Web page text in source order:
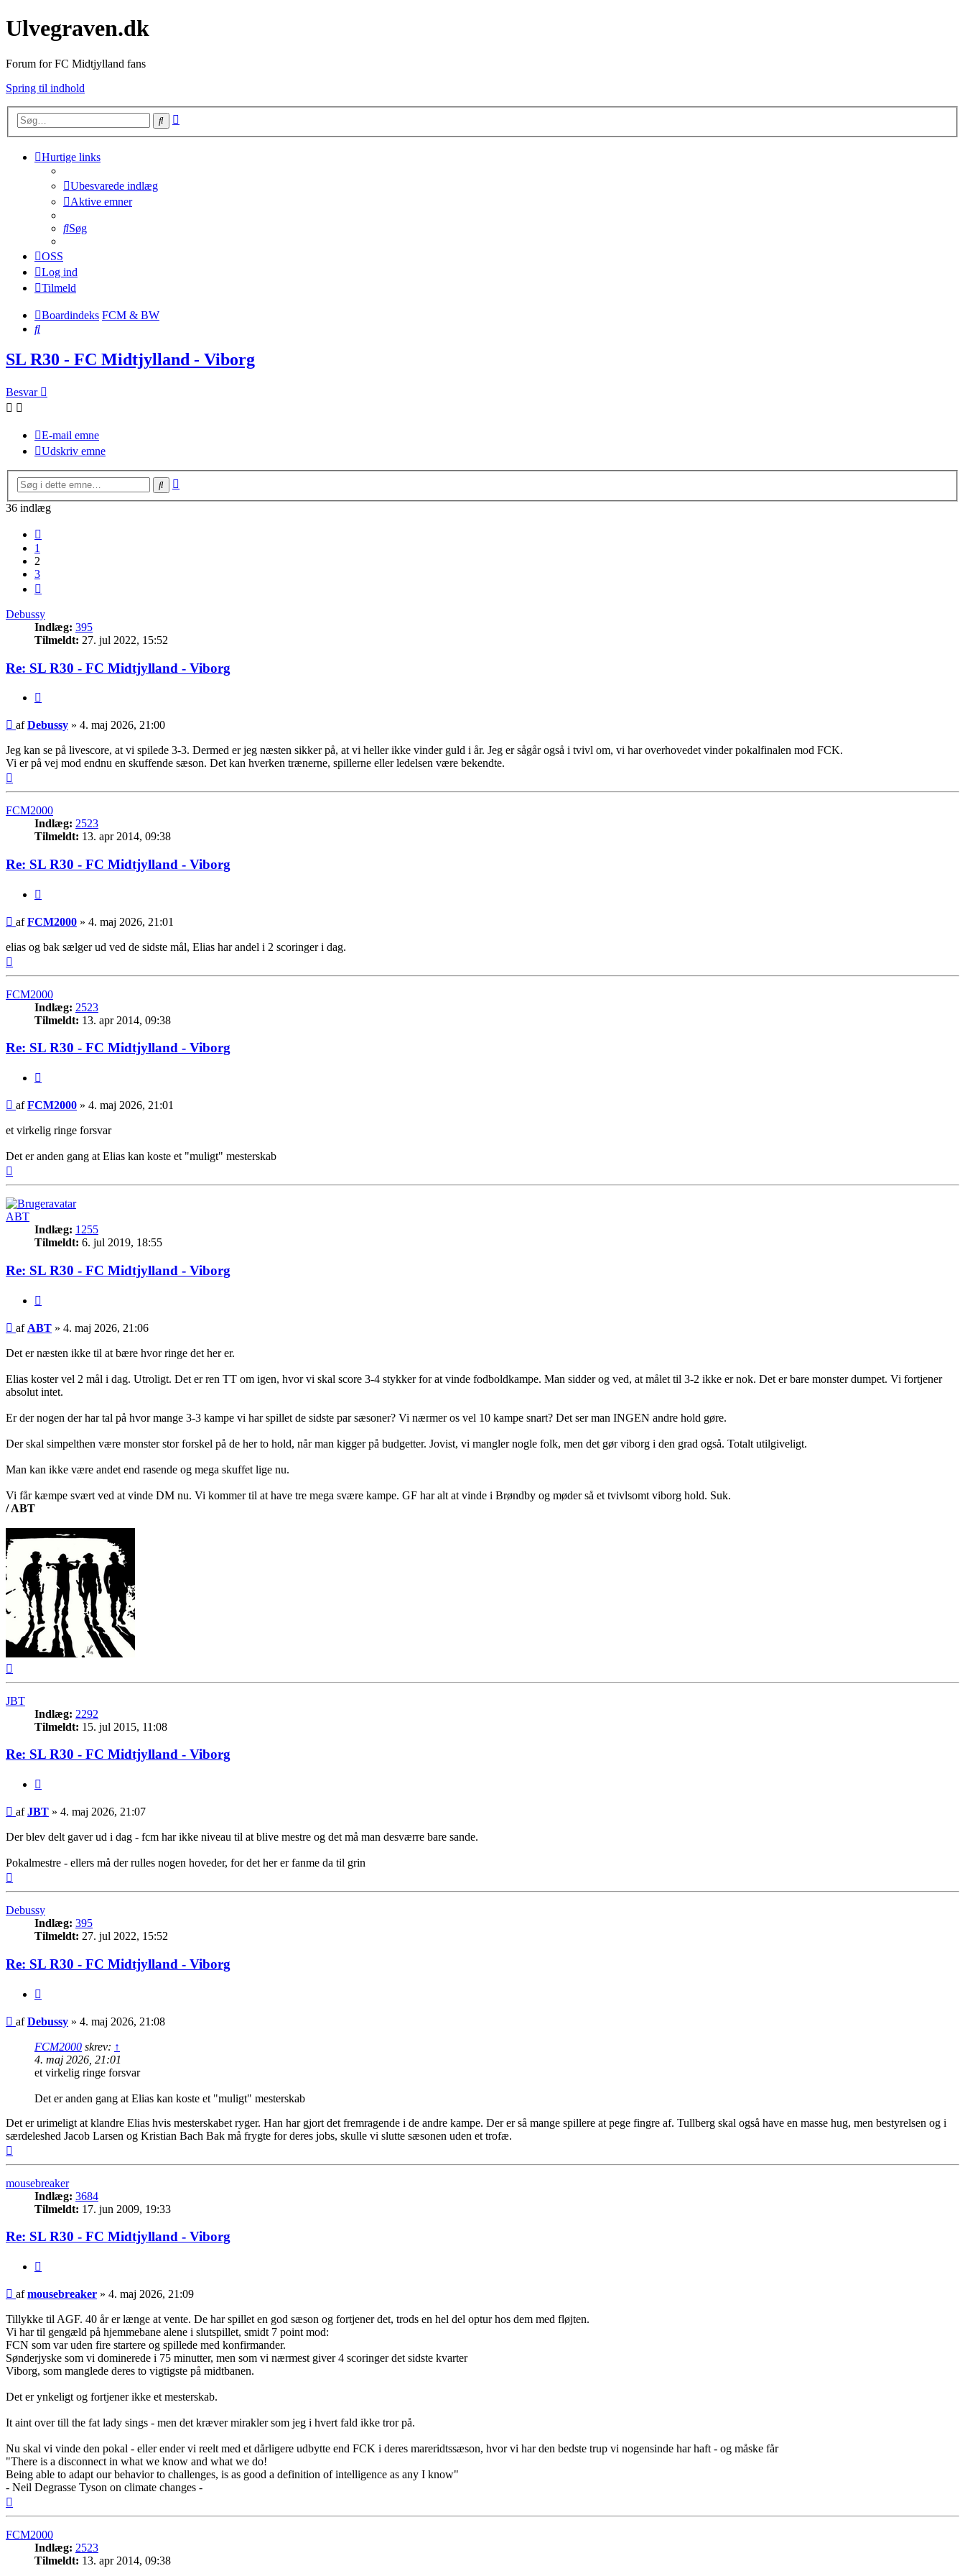
Ulvegraven.dk
Forum for FC Midtjylland fans
Spring til indhold
Søg
Hurtige links
Ubesvarede indlæg
Aktive emner
Søg
OSS
Log ind
Tilmeld
Boardindeks FCM & BW
Søg
SL R30 - FC Midtjylland - Viborg
Besvar
E-mail emne
Udskriv emne
Søg
36 indlæg
1
2
3
Debussy
Indlæg: 395
Tilmeldt: 27. jul 2022, 15:52
Re: SL R30 - FC Midtjylland - Viborg
Indlæg
afDebussy » 4. maj 2026, 21:00
Jeg kan se på livescore, at vi spilede 3-3. Dermed er jeg næsten sikker på, at vi heller ikke vinder guld i år. Jeg er sågår også i tvivl om, vi har overhovedet vinder pokalfinalen mod FCK.
Vi er på vej mod endnu en skuffende sæson. Det kan hverken trænerne, spillerne eller ledelsen være bekendte.
FCM2000
Indlæg: 2523
Tilmeldt: 13. apr 2014, 09:38
Re: SL R30 - FC Midtjylland - Viborg
Indlæg
afFCM2000 » 4. maj 2026, 21:01
elias og bak sælger ud ved de sidste mål, Elias har andel i 2 scoringer i dag.
FCM2000
Indlæg: 2523
Tilmeldt: 13. apr 2014, 09:38
Re: SL R30 - FC Midtjylland - Viborg
Indlæg
afFCM2000 » 4. maj 2026, 21:01
et virkelig ringe forsvar
Det er anden gang at Elias kan koste et "muligt" mesterskab
ABT
Indlæg: 1255
Tilmeldt: 6. jul 2019, 18:55
Re: SL R30 - FC Midtjylland - Viborg
Indlæg
af ABT » 4. maj 2026, 21:06
Det er næsten ikke til at bære hvor ringe det her er.
Elias koster vel 2 mål i dag. Utroligt. Det er ren TT om igen, hvor vi skal score 3-4 stykker for at vinde fodboldkampe. Man sidder og ved, at målet til 3-2 ikke er nok. Det er bare monster dumpet. Vi fortjener
absolut intet.
Er der nogen der har tal på hvor mange 3-3 kampe vi har spillet de sidste par sæsoner? Vi nærmer os vel 10 kampe snart? Det ser man INGEN andre hold gøre.
Der skal simpelthen være monster stor forskel på de her to hold, når man kigger på budgetter. Jovist, vi mangler nogle folk, men det gør viborg i den grad også. Totalt utilgiveligt.
Man kan ikke være andet end rasende og mega skuffet lige nu.
Vi får kæmpe svært ved at vinde DM nu. Vi kommer til at have tre mega svære kampe. GF har alt at vinde i Brøndby og møder så et tvivlsomt viborg hold. Suk.
/ ABT
JBT
Indlæg: 2292
Tilmeldt: 15. jul 2015, 11:08
Re: SL R30 - FC Midtjylland - Viborg
Indlæg
afJBT » 4. maj 2026, 21:07
Der blev delt gaver ud i dag - fcm har ikke niveau til at blive mestre og det må man desværre bare sande.
Pokalmestre - ellers må der rulles nogen hoveder, for det her er fanme da til grin
Debussy
Indlæg: 395
Tilmeldt: 27. jul 2022, 15:52
Re: SL R30 - FC Midtjylland - Viborg
Indlæg
afDebussy » 4. maj 2026, 21:08
FCM2000 skrev: ↑
4. maj 2026, 21:01
et virkelig ringe forsvar
Det er anden gang at Elias kan koste et "muligt" mesterskab
Det er urimeligt at klandre Elias hvis mesterskabet ryger. Han har gjort det fremragende i de andre kampe. Der er så mange spillere at pege fingre af. Tullberg skal også have en masse hug, men bestyrelsen og i
særdeleshed Jacob Larsen og Kristian Bach Bak må frygte for deres jobs, skulle vi slutte sæsonen uden et trofæ.
mousebreaker
Indlæg: 3684
Tilmeldt: 17. jun 2009, 19:33
Re: SL R30 - FC Midtjylland - Viborg
Indlæg
afmousebreaker » 4. maj 2026, 21:09
Tillykke til AGF. 40 år er længe at vente. De har spillet en god sæson og fortjener det, trods en hel del optur hos dem med fløjten.
Vi har til gengæld på hjemmebane alene i slutspillet, smidt 7 point mod:
FCN som var uden fire startere og spillede med konfirmander.
Sønderjyske som vi dominerede i 75 minutter, men som vi nærmest giver 4 scoringer det sidste kvarter
Viborg, som manglede deres to vigtigste på midtbanen.
Det er ynkeligt og fortjener ikke et mesterskab.
It aint over till the fat lady sings - men det kræver mirakler som jeg i hvert fald ikke tror på.
Nu skal vi vinde den pokal - eller ender vi reelt med et dårligere udbytte end FCK i deres mareridtssæson, hvor vi har den bedste trup vi nogensinde har haft - og måske får
"There is a disconnect in what we know and what we do!
Being able to adapt our behavior to challenges, is as good a definition of intelligence as any I know"
- Neil Degrasse Tyson on climate changes -
FCM2000
Indlæg: 2523
Tilmeldt: 13. apr 2014, 09:38